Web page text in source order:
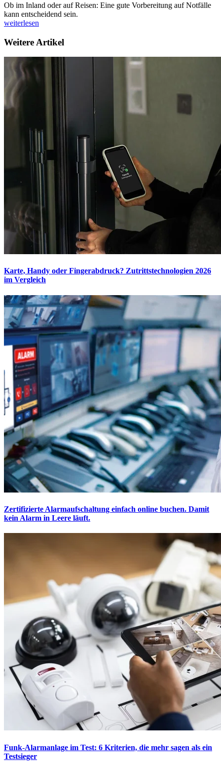
Ob im Inland oder auf Reisen: Eine gute Vorbereitung auf Notfälle
kann entscheidend sein.
weiterlesen
Weitere Artikel
Karte, Handy oder Fingerabdruck? Zutrittstechnologien 2026
im Vergleich
Zertifizierte Alarmaufschaltung einfach online buchen. Damit
kein Alarm in Leere läuft.
Funk-Alarmanlage im Test: 6 Kriterien, die mehr sagen als ein
Testsieger